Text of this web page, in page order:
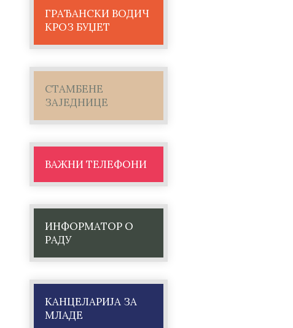
ГРАЂАНСКИ ВОДИЧ
КРОЗ БУЏЕТ
СТАМБЕНЕ
ЗАЈЕДНИЦЕ
ВАЖНИ ТЕЛЕФОНИ
ИНФОРМАТОР О
РАДУ
КАНЦЕЛАРИЈА ЗА
МЛАДЕ